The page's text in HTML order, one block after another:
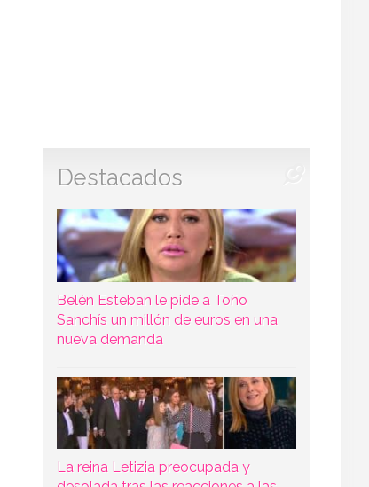
Destacados
Belén Esteban le pide a Toño
Sanchís un millón de euros en una
nueva demanda
La reina Letizia preocupada y